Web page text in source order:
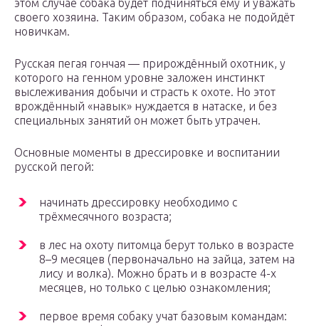
этом случае собака будет подчиняться ему и уважать
своего хозяина. Таким образом, собака не подойдёт
новичкам.
Русская пегая гончая — прирождённый охотник, у
которого на генном уровне заложен инстинкт
выслеживания добычи и страсть к охоте. Но этот
врождённый «навык» нуждается в натаске, и без
специальных занятий он может быть утрачен.
Основные моменты в дрессировке и воспитании
русской пегой:
начинать дрессировку необходимо с
трёхмесячного возраста;
в лес на охоту питомца берут только в возрасте
8–9 месяцев (первоначально на зайца, затем на
лису и волка). Можно брать и в возрасте 4-х
месяцев, но только с целью ознакомления;
первое время собаку учат базовым командам: